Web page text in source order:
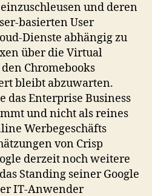
und deren
basierten User
Dienste abhängig zu
über die Virtual
Chromebooks
bleibt abzuwarten.
das Enterprise Business
und nicht als reines
Werbegeschäfts
von Crisp
derzeit noch weitere
Standing seiner Google
IT-Anwender